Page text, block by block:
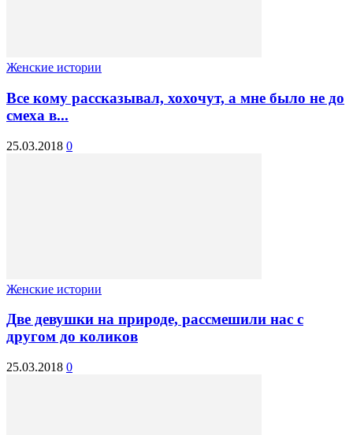
Женские истории
Все кому рассказывал, хохочут, а мне было не до
смеха в...
25.03.2018 0
Женские истории
Две девушки на природе, рассмешили нас с
другом до коликов
25.03.2018 0